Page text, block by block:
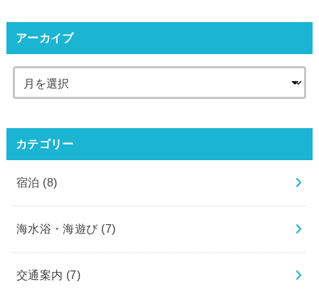
アーカイブ
カテゴリー
宿泊 (8)
海水浴・海遊び (7)
交通案内 (7)